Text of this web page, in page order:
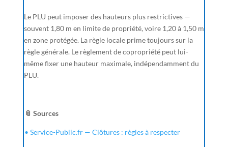
Le PLU peut imposer des hauteurs plus restrictives —
souvent 1,80 m en limite de propriété, voire 1,20 à 1,50 m
en zone protégée. La règle locale prime toujours sur la
règle générale. Le règlement de copropriété peut lui-
même fixer une hauteur maximale, indépendamment du
PLU.
📎 Sources
• Service-Public.fr — Clôtures : règles à respecter